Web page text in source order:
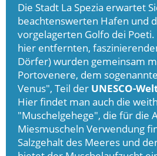
Die Stadt La Spezia erwartet
beachtenswerten Hafen und
vorgelagerten Golfo dei
hier entfernten,
Dörfer) wurden gemeinsam
Portovenere, dem
Venus", Teil der UNESCO-
Hier findet man auch die
"Muschelgehege", die für die
Miesmuscheln Verwendung
Salzgehalt des Meeres und